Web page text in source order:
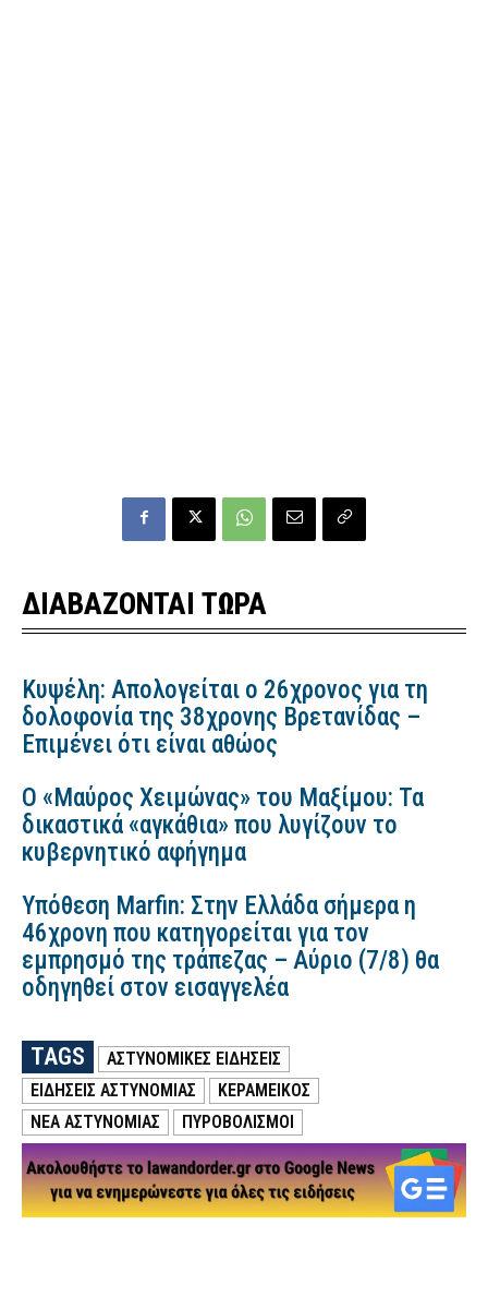
ΔΙΑΒΑΖΟΝΤΑΙ ΤΩΡΑ
Κυψέλη: Απολογείται ο 26χρονος για τη
δολοφονία της 38χρονης Βρετανίδας –
Επιμένει ότι είναι αθώος
Ο «Μαύρος Χειμώνας» του Μαξίμου: Τα
δικαστικά «αγκάθια» που λυγίζουν το
κυβερνητικό αφήγημα
Υπόθεση Marfin: Στην Ελλάδα σήμερα η
46χρονη που κατηγορείται για τον
εμπρησμό της τράπεζας – Αύριο (7/8) θα
οδηγηθεί στον εισαγγελέα
TAGS
ΑΣΤΥΝΟΜΙΚΕΣ ΕΙΔΗΣΕΙΣ
ΕΙΔΗΣΕΙΣ ΑΣΤΥΝΟΜΙΑΣ
ΚΕΡΑΜΕΙΚΟΣ
ΝΕΑ ΑΣΤΥΝΟΜΙΑΣ
ΠΥΡΟΒΟΛΙΣΜΟΙ